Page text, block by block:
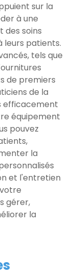
sur la
à une
des soins
leurs patients.
tels que
de premiers
de la
efficacement
équipement
pouvez
la
et l'entretien
gérer,
la